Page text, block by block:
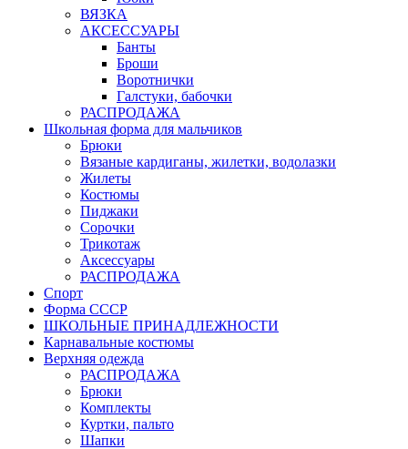
ВЯЗКА
АКСЕССУАРЫ
Банты
Броши
Воротнички
Галстуки, бабочки
РАСПРОДАЖА
Школьная форма для мальчиков
Брюки
Вязаные кардиганы, жилетки, водолазки
Жилеты
Костюмы
Пиджаки
Сорочки
Трикотаж
Аксессуары
РАСПРОДАЖА
Спорт
Форма СССР
ШКОЛЬНЫЕ ПРИНАДЛЕЖНОСТИ
Карнавальные костюмы
Верхняя одежда
РАСПРОДАЖА
Брюки
Комплекты
Куртки, пальто
Шапки